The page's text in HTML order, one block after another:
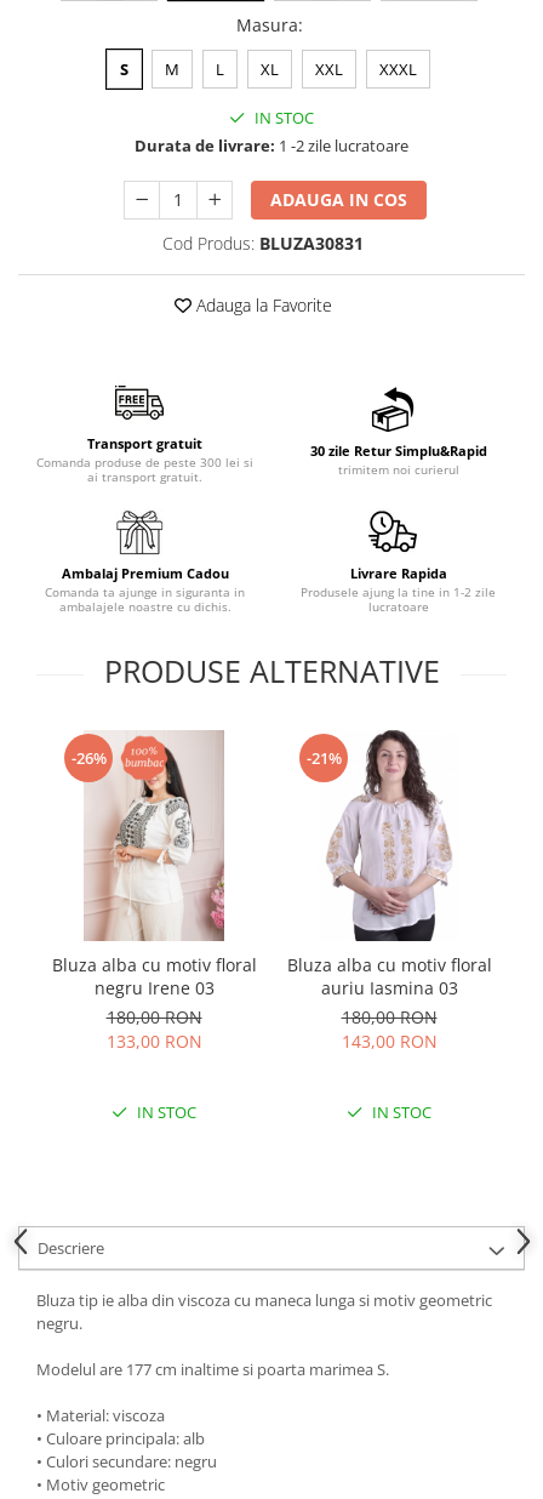
Masura:
S M L XL XXL XXXL
IN STOC
Durata de livrare: 1 -2 zile lucratoare
ADAUGA IN COS
Cod Produs: BLUZA30831
Adauga la Favorite
Transport gratuit
Comanda produse de peste 300 lei si
ai transport gratuit.
30 zile Retur Simplu&Rapid
trimitem noi curierul
Ambalaj Premium Cadou
Comanda ta ajunge in siguranta in
ambalajele noastre cu dichis.
Livrare Rapida
Produsele ajung la tine in 1-2 zile
lucratoare
PRODUSE ALTERNATIVE
-26%
Bluza alba cu motiv floral
negru Irene 03
180,00 RON
133,00 RON
IN STOC
-21%
Bluza alba cu motiv floral
auriu Iasmina 03
180,00 RON
143,00 RON
IN STOC
Descriere
Bluza tip ie alba din viscoza cu maneca lunga si motiv geometric
negru.
Modelul are 177 cm inaltime si poarta marimea S.
• Material: viscoza
• Culoare principala: alb
• Culori secundare: negru
• Motiv geometric